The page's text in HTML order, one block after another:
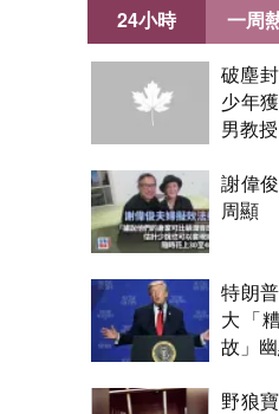
24小時
破塵
少年
男教授
謝偉
周顯
特朗
大「
故」
野狼
一周